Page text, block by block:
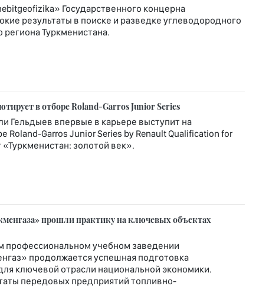
Государственного концерна
результаты в поиске и разведке углеводородного
Туркменистана.
в отборе Roland-Garros Junior Series
Гельдыев впервые в карьере выступит на
Garros Junior Series by Renault Qualification for
«Туркменистан: золотой век».
прошли практику на ключевых объектах
учебном заведении
продолжается успешная подготовка
ключевой отрасли национальной экономики.
передовых предприятий топливно-